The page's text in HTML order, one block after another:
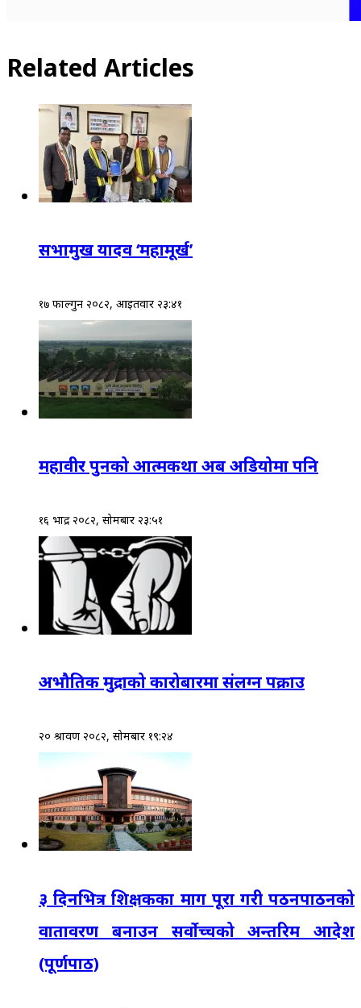
Related Articles
सभामुख यादव ‘महामूर्ख’
१७ फाल्गुन २०८२, आईतवार २३:४१
महावीर पुनको आत्मकथा अब अडियोमा पनि
१६ भाद्र २०८२, सोमबार २३:५१
अभौतिक मुद्राको कारोबारमा संलग्न पक्राउ
२० श्रावण २०८२, सोमबार १९:२४
३ दिनभित्र शिक्षकका माग पूरा गरी पठनपाठनको
वातावरण बनाउन सर्वोच्चको अन्तरिम आदेश
(पूर्णपाठ)